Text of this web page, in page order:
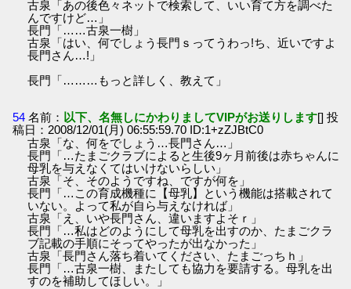
古泉「あの後色々ネットで検索して、いい育て方を調べた
んですけど…」
長門「……古泉一樹」
古泉「はい、何でしょう長門ｓってうわっ!ち、近いですよ
長門さん…!」
長門「………もっと詳しく、教えて」
54 名前： 以下、名無しにかわりましてVIPがお送りします[] 投
稿日：2008/12/01(月) 06:55:59.70 ID:1+zZJBtC0
古泉「な、何をでしょう…長門さん…」
長門「…たまごクラブによると生後9ヶ月前後は赤ちゃんに
母乳を与えなくてはいけないらしい」
古泉「そ、そのようですね、ですが何を」
長門「…この育成機種に【母乳】という機能は搭載されて
いない。よって私が自ら与えなければ」
古泉「え、いや長門さん、違いますよそｒ」
長門「…私はどのようにして母乳を出すのか、たまごクラ
ブ記載の手順にそってやったが出なかった」
古泉「長門さん落ち着いてください、たまごっちｈ」
長門「…古泉一樹、またしても協力を要請する。母乳を出
すのを補助してほしい。」